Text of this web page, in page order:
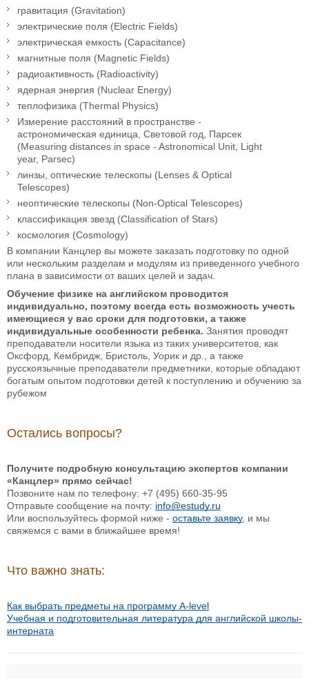
гравитация (Gravitation)
электрические поля (Electric Fields)
электрическая емкость (Capacitance)
магнитные поля (Magnetic Fields)
радиоактивность (Radioactivity)
ядерная энергия (Nuclear Energy)
теплофизика (Thermal Physics)
Измерение расстояний в пространстве -
астрономическая единица, Световой год, Парсек
(Measuring distances in space - Astronomical Unit, Light
year, Parsec)
линзы, оптические телескопы (Lenses & Optical
Telescopes)
неоптические телескопы (Non-Optical Telescopes)
классификация звезд (Classification of Stars)
космология (Cosmology)
В компании Канцлер вы можете заказать подготовку по одной
или нескольким разделам и модулям из приведенного учебного
плана в зависимости от ваших целей и задач.
Обучение физике на английском проводится
индивидуально, поэтому всегда есть возможность учесть
имеющиеся у вас сроки для подготовки, а также
индивидуальные особенности ребенка. Занятия проводят
преподаватели носители языка из таких университетов, как
Оксфорд, Кембридж, Бристоль, Уорик и др., а также
русскоязычные преподаватели предметники, которые обладают
богатым опытом подготовки детей к поступлению и обучению за
рубежом
Остались вопросы?
Получите подробную консультацию экспертов компании
«Канцлер» прямо сейчас!
Позвоните нам по телефону: +7 (495) 660-35-95
Отправьте сообщение на почту: info@estudy.ru
Или воспользуйтесь формой ниже - оставьте заявку, и мы
свяжемся с вами в ближайшее время!
Что важно знать:
Как выбрать предметы на программу A-level
Учебная и подготовительная литература для английской школы-
интерната